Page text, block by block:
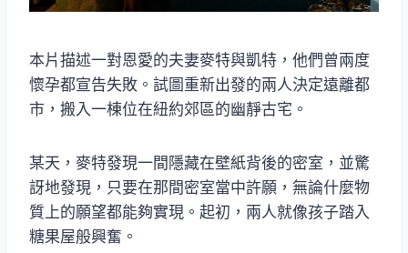
本片描述一對恩愛的夫妻麥特與凱特，他們曾兩度
懷孕都宣告失敗。試圖重新出發的兩人決定遠離都
市，搬入一棟位在紐約郊區的幽靜古宅。
某天，麥特發現一間隱藏在壁紙背後的密室，並驚
訝地發現，只要在那間密室當中許願，無論什麼物
質上的願望都能夠實現。起初，兩人就像孩子踏入
糖果屋般興奮。